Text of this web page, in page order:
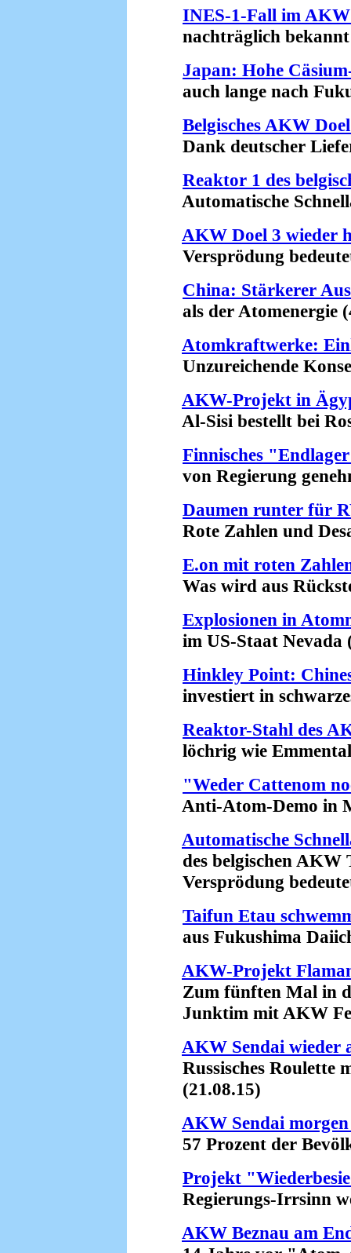
INES-1-Fall im
nachträglich bekannt
Japan: Hohe
auch lange nach
Belgisches AKW
Dank deutscher
Reaktor 1 des
Automatische
AKW Doel 3 wieder
Versprödung bedeutet
China: Stärkerer
als der Atomenergie
Atomkraftwerke:
Unzureichende
AKW-Projekt in
Al-Sisi bestellt bei
Finnisches
von Regierung
Daumen runter für
Rote Zahlen und
E.on mit roten
Was wird aus
Explosionen in
im US-Staat Nevada
Hinkley Point:
investiert in
Reaktor-Stahl des
löchrig wie
"Weder Cattenom
Anti-Atom-Demo in
Automatische
des belgischen AKW
Versprödung bedeutet
Taifun Etau
aus Fukushima
AKW-Projekt
Zum fünften Mal in
Junktim mit AKW
AKW Sendai wieder
Russisches Roulette
(21.08.15)
AKW Sendai
57 Prozent der
Projekt
Regierungs-Irrsinn
AKW Beznau am